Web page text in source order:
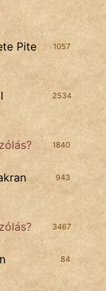
1057
Pite
2534
1840
943
3467
84